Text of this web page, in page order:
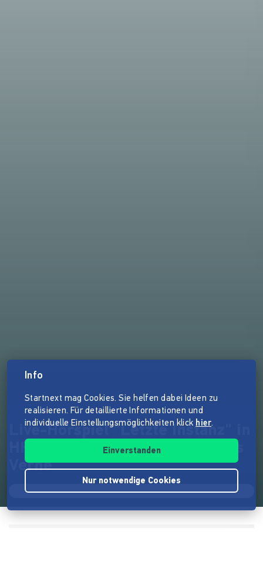
Live-Hörspiel "Letzte Instanz" in
HH - Steampunk frei nach Jules
Verne
Info
Startnext mag Cookies. Sie helfen dabei Ideen zu
realisieren. Für detaillierte Informationen und
individuelle Einstellungsmöglichkeiten klick hier.
Einverstanden
Nur notwendige Cookies